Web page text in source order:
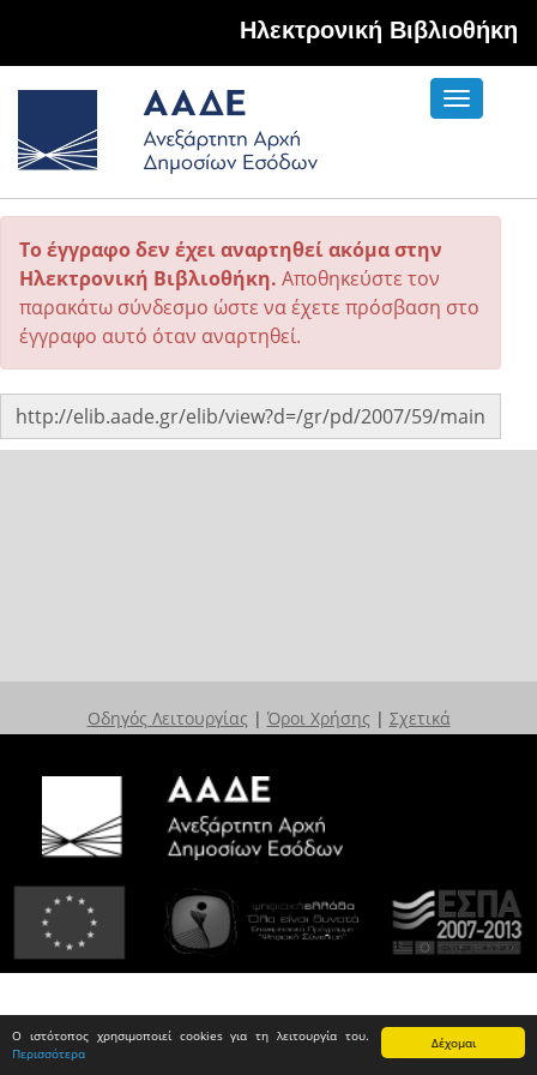
Δέχομαι
Ο ιστότοπος χρησιμοποιεί cookies για τη λειτουργία του.
Περισσότερα
Hλεκτρονική Βιβλιοθήκη
Toggle
Το έγγραφο δεν έχει αναρτηθεί ακόμα στην
Ηλεκτρονική Βιβλιοθήκη. Αποθηκεύστε τον
παρακάτω σύνδεσμο ώστε να έχετε πρόσβαση στο
έγγραφο αυτό όταν αναρτηθεί.
Οδηγός Λειτουργίας | Όροι Χρήσης | Σχετικά